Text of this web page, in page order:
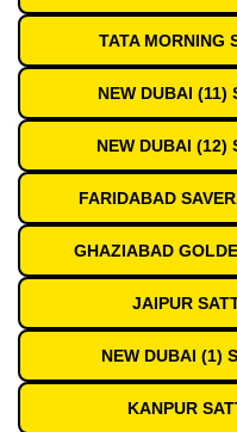
TATA MORNING
NEW DUBAI (11)
NEW DUBAI (12)
FARIDABAD
GHAZIABAD
JAIPUR
NEW DUBAI (1)
KANPUR